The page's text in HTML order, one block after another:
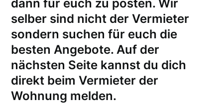
dann für euch zu posten. Wir
selber sind nicht der Vermieter
sondern suchen für euch die
besten Angebote. Auf der
nächsten Seite kannst du dich
direkt beim Vermieter der
Wohnung melden.